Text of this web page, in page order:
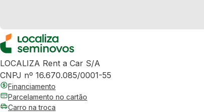
LOCALIZA Rent a Car S/A
CNPJ nº 16.670.085/0001-55
Financiamento
Parcelamento no cartão
Carro na troca